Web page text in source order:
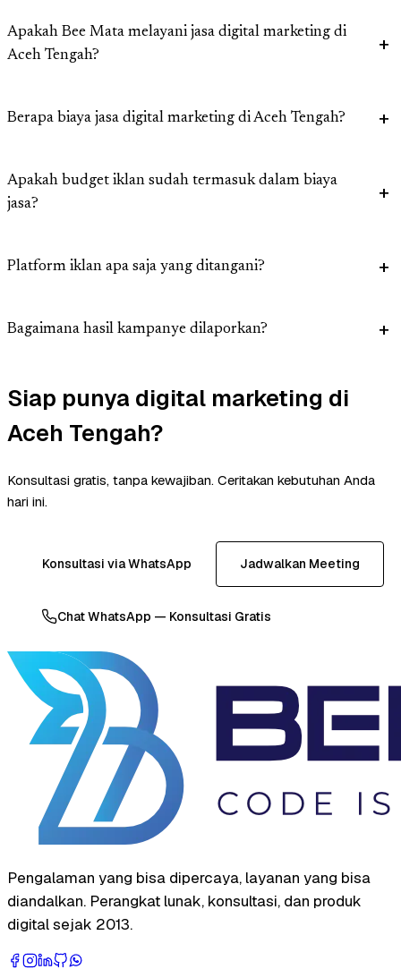
Apakah Bee Mata melayani jasa digital marketing di
Aceh Tengah?
Berapa biaya jasa digital marketing di Aceh Tengah?
Apakah budget iklan sudah termasuk dalam biaya
jasa?
Platform iklan apa saja yang ditangani?
Bagaimana hasil kampanye dilaporkan?
Siap punya digital marketing di
Aceh Tengah?
Konsultasi gratis, tanpa kewajiban. Ceritakan kebutuhan Anda
hari ini.
Konsultasi via WhatsApp Jadwalkan Meeting
Chat WhatsApp — Konsultasi Gratis
Pengalaman yang bisa dipercaya, layanan yang bisa
diandalkan. Perangkat lunak, konsultasi, dan produk
digital sejak 2013.